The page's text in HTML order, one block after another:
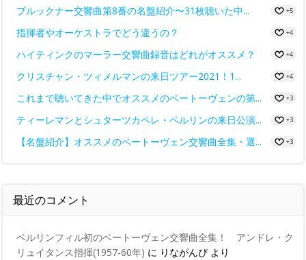
ブルックナー交響曲第8番の名盤紹介〜31枚聴いた中... +5
指揮者やオーケストラでどう違うの？ +4
ハイティンクのマーラー交響曲録音はどれがオススメ？ +4
クリスチャン・ツィメルマンの来日ツアー2021！1... +4
これまで聴いてきた中でオススメのベートーヴェンの第... +3
ティーレマンとシュターツカペレ・ベルリンの来日公演... +3
【名盤紹介】オススメのベートーヴェン交響曲全集・選... +3
最近のコメント
ベルリンフィル初のベートーヴェン交響曲全集！ アンドレ・ク
リュイタンス指揮(1957-60年) に りながんぴより